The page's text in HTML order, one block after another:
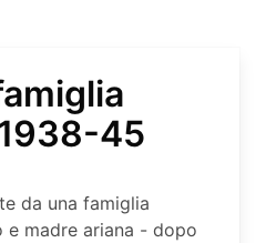
45
da una famiglia
e madre ariana - dopo